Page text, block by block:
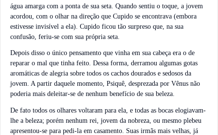
água amarga com a ponta de sua seta. Quando sentiu o toque, a jovem
acordou, com o olhar na direção que Cupido se encontrava (embora
estivesse invisível a ela). Cupido ficou tão surpreso que, na sua
confusão, feriu-se com sua própria seta.
Depois disso o único pensamento que vinha em sua cabeça era o de
reparar o mal que tinha feito. Dessa forma, derramou algumas gotas
aromáticas de alegria sobre todos os cachos dourados e sedosos da
jovem. A partir daquele momento, Psiquê, desprezada por Vênus não
poderia mais deleitar-se de nenhum benefício de sua beleza.
De fato todos os olhares voltaram para ela, e todas as bocas elogiavam-
lhe a beleza; porém nenhum rei, jovem da nobreza, ou mesmo plebeu
apresentou-se para pedi-la em casamento. Suas irmãs mais velhas, já